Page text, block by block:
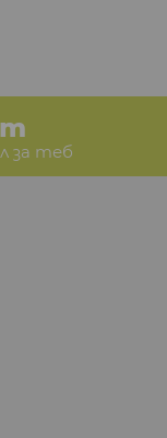
за теб